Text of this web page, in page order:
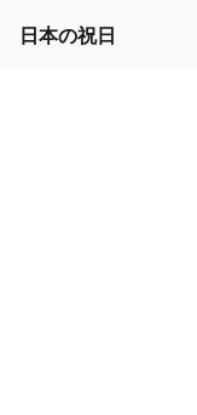
日本の祝日